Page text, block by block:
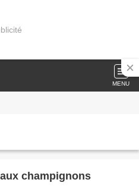
MENU
champignons